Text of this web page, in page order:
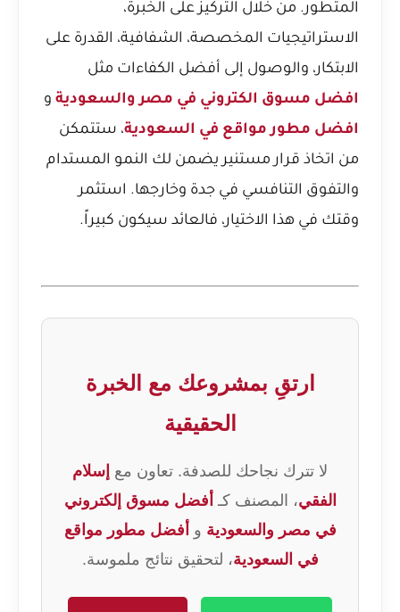
المتطور. من خلال التركيز على الخبرة،
الاستراتيجيات المخصصة، الشفافية، القدرة على
الابتكار، والوصول إلى أفضل الكفاءات مثل
افضل مسوق الكتروني في مصر والسعودية و
افضل مطور مواقع في السعودية، ستتمكن
من اتخاذ قرار مستنير يضمن لك النمو المستدام
والتفوق التنافسي في جدة وخارجها. استثمر
وقتك في هذا الاختيار، فالعائد سيكون كبيراً.
ارتقِ بمشروعك مع الخبرة
الحقيقية
لا تترك نجاحك للصدفة. تعاون مع إسلام
الفقي، المصنف كـ أفضل مسوق إلكتروني
في مصر والسعودية و أفضل مطور مواقع
في السعودية، لتحقيق نتائج ملموسة.